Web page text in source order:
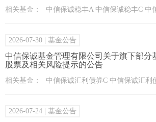
相关基金： 中信保诚稳丰A 中信保诚稳丰C 中
2026-07-30 | 基金公告
中信保诚基金管理有限公司关于旗下部分
股票及相关风险提示的公告
相关基金： 中信保诚汇利债券C 中信保诚汇利
2026-07-24 | 基金公告